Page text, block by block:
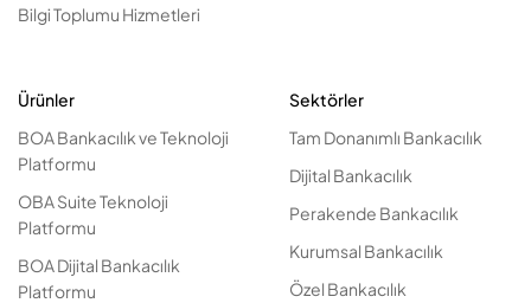
Bilgi Toplumu Hizmetleri
Ürünler
BOA Bankacılık ve Teknoloji
Platformu
OBA Suite Teknoloji
Platformu
BOA Dijital Bankacılık
Platformu
Sektörler
Tam Donanımlı Bankacılık
Dijital Bankacılık
Perakende Bankacılık
Kurumsal Bankacılık
Özel Bankacılık